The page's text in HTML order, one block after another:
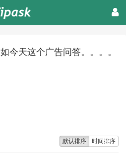
今天这个广告问答。。。。
默认排序 时间排序